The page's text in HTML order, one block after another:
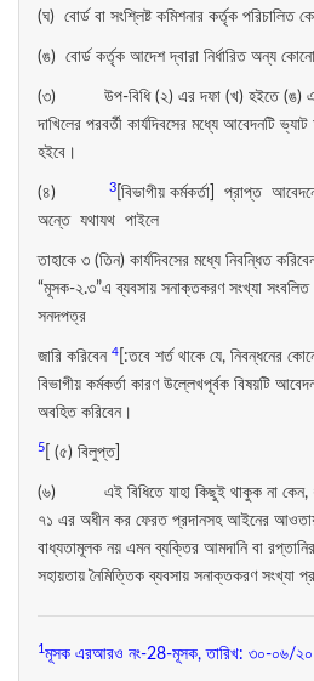
(ঘ) বোর্ড বা সংশ্লিষ্ট কমিশনার কর্তৃক পরিচালিত
(ঙ) বোর্ড কর্তৃক আদেশ দ্বারা নির্ধারিত অন্য
(৩) উপ-বিধি (২) এর দফা (খ) হইতে (ঙ) এর
দাখিলের পরবর্তী কার্যদিবসের মধ্যে আবেদনটি
হইবে।
(৪) 3 [বিভাগীয় কর্মকর্তা] প্রাপ্ত
অন্তে যথাযথ পাইলে
তাহাকে ৩ (তিন) কার্যদিবসের মধ্যে নিবন্ধিত
“মূসক-২.৩”এ ব্যবসায় সনাক্তকরণ সংখ্যা
সনদপত্র
জারি করিবেন 4 [:তবে শর্ত থাকে যে, নিবন্ধনের
বিভাগীয় কর্মকর্তা কারণ উল্লেখপূর্বক বিষয়টি
অবহিত করিবেন।
5 [ (৫) বিলুপ্ত]
(৬) এই বিধিতে যাহা কিছুই থাকুক না কেন,
৭১ এর অধীন কর ফেরত প্রদানসহ আইনের আওতায়
বাধ্যতামূলক নয় এমন ব্যক্তির আমদানি বা রপ্তানির
সহায়তায় নৈমিত্তিক ব্যবসায় সনাক্তকরণ সংখ্যা
1 মূসক এরআরও নং-28-মূসক, তারিখ: ৩০-০৬/